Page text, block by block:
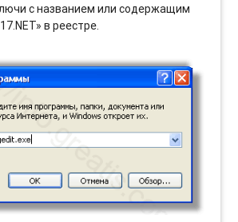
с названием или содержащим
в реестре.